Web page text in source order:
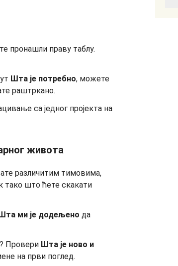
пронашли праву таблу.
Шта је потребно, можете
раштркано.
са једног пројекта на
живота
различитим тимовима,
тако што ћете скакати
ми је додељено да
Провери Шта је ново и
на први поглед.